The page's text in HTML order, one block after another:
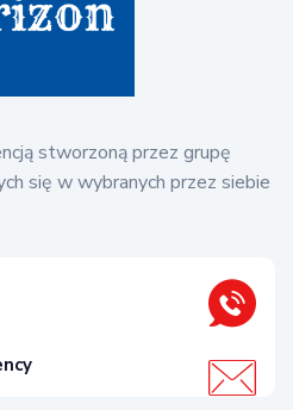
stworzoną przez grupę
się w wybranych przez siebie